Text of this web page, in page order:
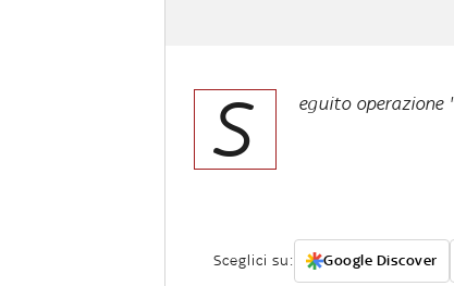
S eguito operazione
Sceglici su: Google Discover